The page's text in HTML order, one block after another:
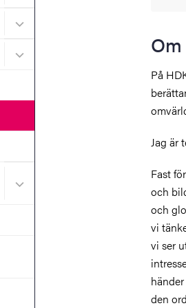
Undermeny för Organisation
Undermeny för Vision och
Undermeny för Ceremonier och
På
Jag är
Fast
och
och
vi
vi ser
den